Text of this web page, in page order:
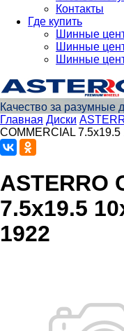
Контакты
Где купить
Шинные
Шинные
Шинные
Качество за разумные
Главная Диски
COMMERCIAL
ASTERRO
7.5x19.5
1922